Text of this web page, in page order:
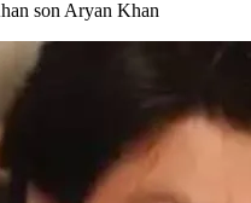
son Aryan Khan